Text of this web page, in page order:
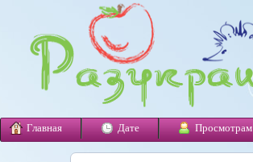
Главная Дате Просмотрам